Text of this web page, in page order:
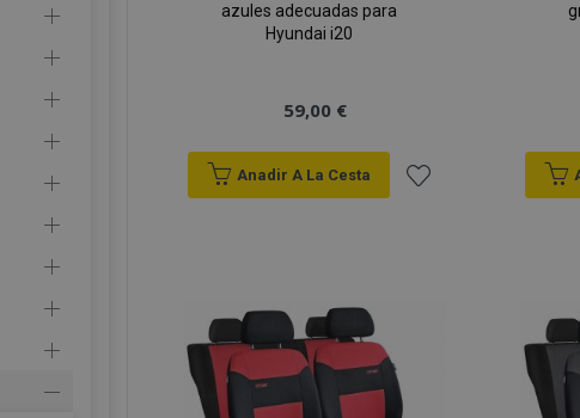
azules adecuadas para
Hyundai i20
59,00 €
Anadir A La Cesta
Deseos